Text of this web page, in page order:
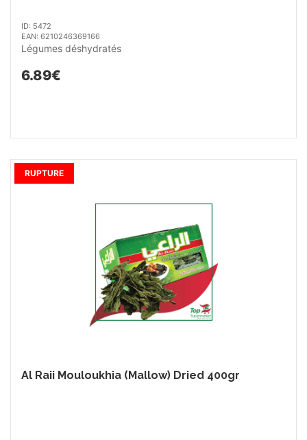
ID: 5472
EAN: 6210246369166
Légumes déshydratés
6.89€
Al Raii Mouloukhia (Mallow) Dried 400gr
RUPTURE